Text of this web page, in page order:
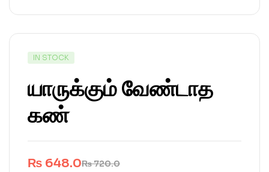
IN STOCK
யாருக்கும் வேண்டாத
கண்
₨720.0
₨ 648.0